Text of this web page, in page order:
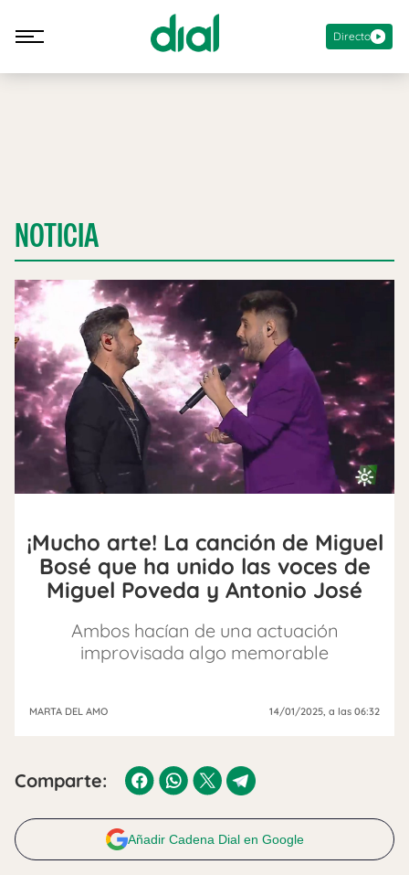
Directo
NOTICIA
¡Mucho arte! La canción de Miguel
Bosé que ha unido las voces de
Miguel Poveda y Antonio José
Ambos hacían de una actuación
improvisada algo memorable
MARTA DEL AMO 14/01/2025, a las 06:32
Comparte:
Añadir Cadena Dial en Google